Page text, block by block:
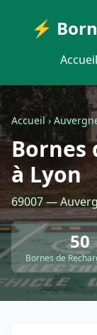
⚡
Accueil
Accueil›
Bornes
à Lyon
69007 —
50
Bornes de